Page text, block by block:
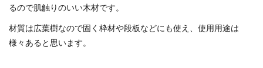
るので肌触りのいい木材です。
材質は広葉樹なので固く枠材や段板などにも使え、使用用途は
様々あると思います。